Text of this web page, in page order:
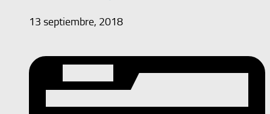
13 septiembre, 2018